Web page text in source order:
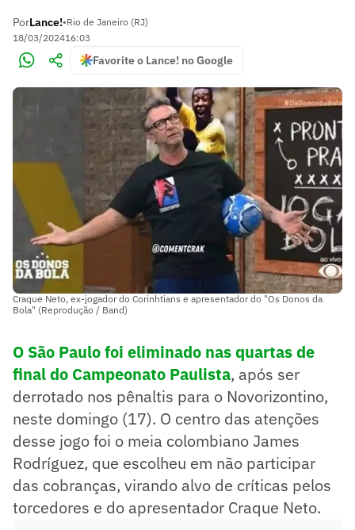
PorLance!•Rio de Janeiro (RJ)
18/03/202416:03
Favorite o Lance! no Google
Craque Neto, ex-jogador do Corinhtians e apresentador do "Os Donos da
Bola" (Reprodução / Band)
O São Paulo foi eliminado nas quartas de
final do Campeonato Paulista, após ser
derrotado nos pênaltis para o Novorizontino,
neste domingo (17). O centro das atenções
desse jogo foi o meia colombiano James
Rodríguez, que escolheu em não participar
das cobranças, virando alvo de críticas pelos
torcedores e do apresentador Craque Neto.